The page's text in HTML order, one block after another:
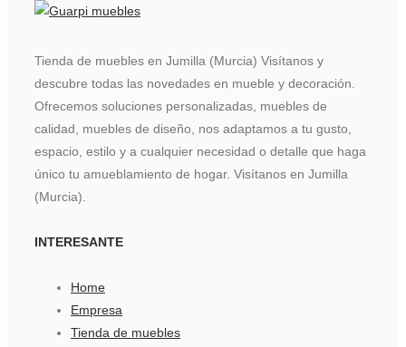
Tienda de muebles en Jumilla (Murcia) Visítanos y
descubre todas las novedades en mueble y decoración.
Ofrecemos soluciones personalizadas, muebles de
calidad, muebles de diseño, nos adaptamos a tu gusto,
espacio, estilo y a cualquier necesidad o detalle que haga
único tu amueblamiento de hogar. Visítanos en Jumilla
(Murcia).
INTERESANTE
Home
Empresa
Tienda de muebles